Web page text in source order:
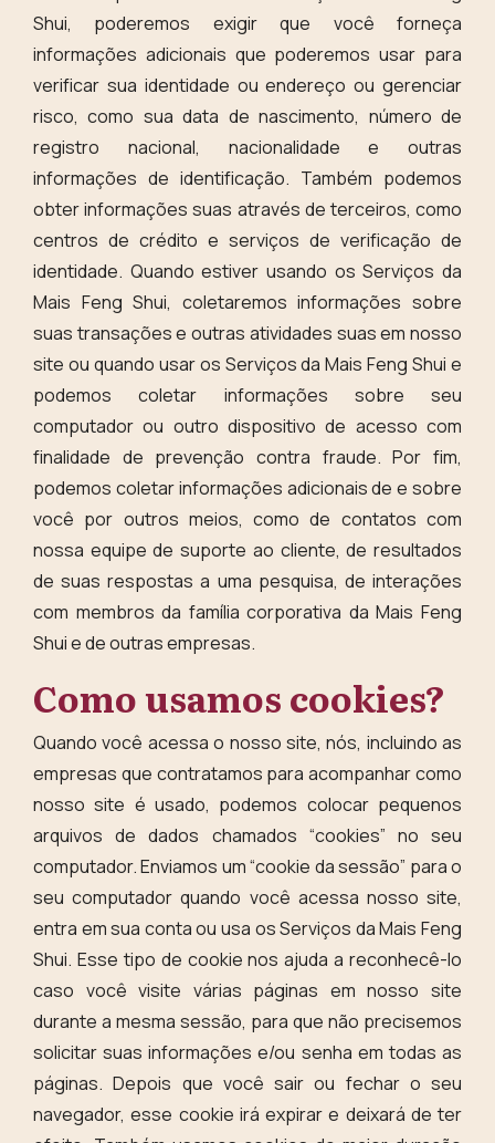
Shui, poderemos exigir que você forneça
informações adicionais que poderemos usar para
verificar sua identidade ou endereço ou gerenciar
risco, como sua data de nascimento, número de
registro nacional, nacionalidade e outras
informações de identificação. Também podemos
obter informações suas através de terceiros, como
centros de crédito e serviços de verificação de
identidade. Quando estiver usando os Serviços da
Mais Feng Shui, coletaremos informações sobre
suas transações e outras atividades suas em nosso
site ou quando usar os Serviços da Mais Feng Shui e
podemos coletar informações sobre seu
computador ou outro dispositivo de acesso com
finalidade de prevenção contra fraude. Por fim,
podemos coletar informações adicionais de e sobre
você por outros meios, como de contatos com
nossa equipe de suporte ao cliente, de resultados
de suas respostas a uma pesquisa, de interações
com membros da família corporativa da Mais Feng
Shui e de outras empresas.
Como usamos cookies?
Quando você acessa o nosso site, nós, incluindo as
empresas que contratamos para acompanhar como
nosso site é usado, podemos colocar pequenos
arquivos de dados chamados “cookies” no seu
computador. Enviamos um “cookie da sessão” para o
seu computador quando você acessa nosso site,
entra em sua conta ou usa os Serviços da Mais Feng
Shui. Esse tipo de cookie nos ajuda a reconhecê-lo
caso você visite várias páginas em nosso site
durante a mesma sessão, para que não precisemos
solicitar suas informações e/ou senha em todas as
páginas. Depois que você sair ou fechar o seu
navegador, esse cookie irá expirar e deixará de ter